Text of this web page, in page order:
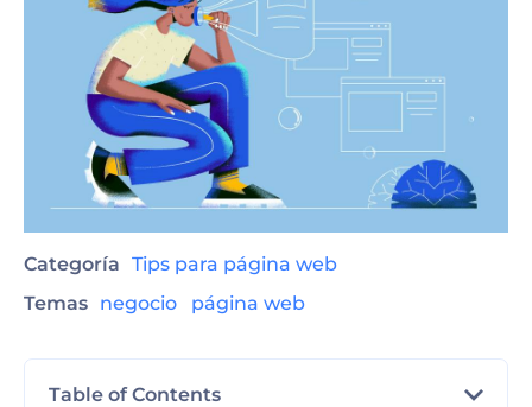
Categoría Tips para página web
Temas negocio página web
Table of Contents